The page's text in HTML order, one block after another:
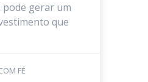
pode gerar um
que
FÉ